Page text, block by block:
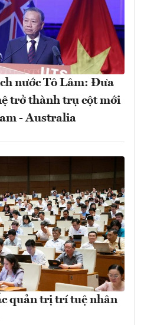
nước Tô Lâm: Đưa
trở thành trụ cột mới
- Australia
quản trị trí tuệ nhân